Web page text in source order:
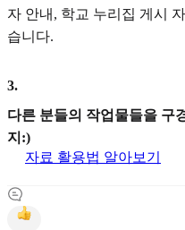
자 안내, 학교 누리집 게시
습니다.
3.
다른 분들의 작업물들을 구
지:)
자료 활용법 알아보기